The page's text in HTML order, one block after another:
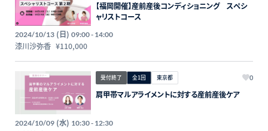
【福岡開催】産前産後コンディショニング スペシ
ャリストコース
2024/10/13 (日) 09:00 - 14:00
漆川沙弥香 ¥110,000
受付終了 全1回 東京都 0
肩甲帯マルアライメントに対する産前産後ケア
2024/10/09 (水) 10:30 - 12:30